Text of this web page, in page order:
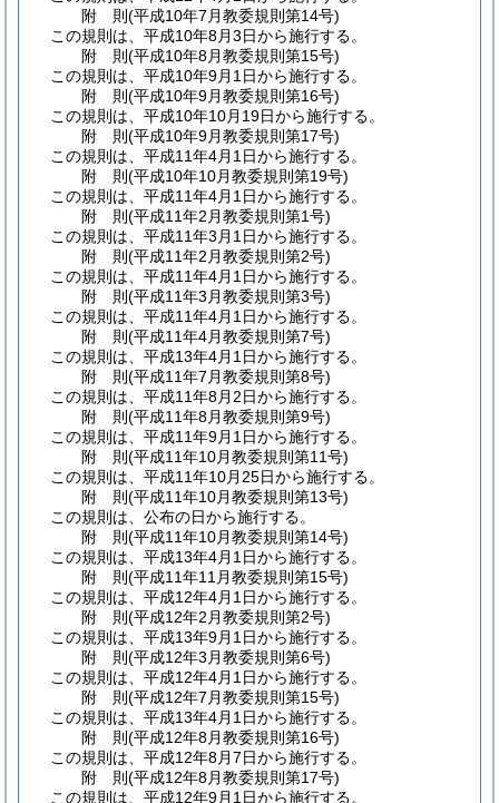
附 則(平成10年7月教委規則第14号)
この規則は、平成10年8月3日から施行する。
附 則(平成10年8月教委規則第15号)
この規則は、平成10年9月1日から施行する。
附 則(平成10年9月教委規則第16号)
この規則は、平成10年10月19日から施行する。
附 則(平成10年9月教委規則第17号)
この規則は、平成11年4月1日から施行する。
附 則(平成10年10月教委規則第19号)
この規則は、平成11年4月1日から施行する。
附 則(平成11年2月教委規則第1号)
この規則は、平成11年3月1日から施行する。
附 則(平成11年2月教委規則第2号)
この規則は、平成11年4月1日から施行する。
附 則(平成11年3月教委規則第3号)
この規則は、平成11年4月1日から施行する。
附 則(平成11年4月教委規則第7号)
この規則は、平成13年4月1日から施行する。
附 則(平成11年7月教委規則第8号)
この規則は、平成11年8月2日から施行する。
附 則(平成11年8月教委規則第9号)
この規則は、平成11年9月1日から施行する。
附 則(平成11年10月教委規則第11号)
この規則は、平成11年10月25日から施行する。
附 則(平成11年10月教委規則第13号)
この規則は、公布の日から施行する。
附 則(平成11年10月教委規則第14号)
この規則は、平成13年4月1日から施行する。
附 則(平成11年11月教委規則第15号)
この規則は、平成12年4月1日から施行する。
附 則(平成12年2月教委規則第2号)
この規則は、平成13年9月1日から施行する。
附 則(平成12年3月教委規則第6号)
この規則は、平成12年4月1日から施行する。
附 則(平成12年7月教委規則第15号)
この規則は、平成13年4月1日から施行する。
附 則(平成12年8月教委規則第16号)
この規則は、平成12年8月7日から施行する。
附 則(平成12年8月教委規則第17号)
この規則は、平成12年9月1日から施行する。